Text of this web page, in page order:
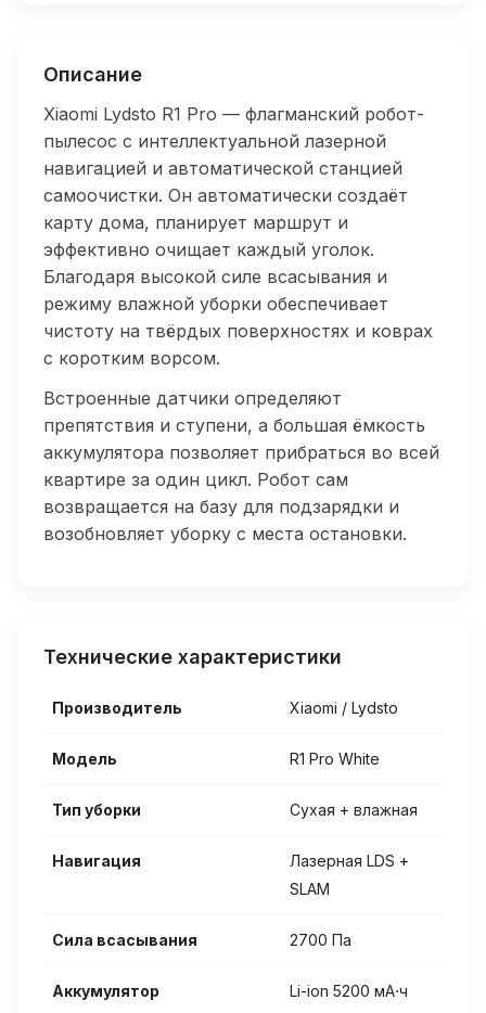
Описание
Xiaomi Lydsto R1 Pro — флагманский робот-
пылесос с интеллектуальной лазерной
навигацией и автоматической станцией
самоочистки. Он автоматически создаёт
карту дома, планирует маршрут и
эффективно очищает каждый уголок.
Благодаря высокой силе всасывания и
режиму влажной уборки обеспечивает
чистоту на твёрдых поверхностях и коврах
с коротким ворсом.
Встроенные датчики определяют
препятствия и ступени, а большая ёмкость
аккумулятора позволяет прибраться во всей
квартире за один цикл. Робот сам
возвращается на базу для подзарядки и
возобновляет уборку с места остановки.
Технические характеристики
Производитель Xiaomi / Lydsto
Модель R1 Pro White
Тип уборки Сухая + влажная
Навигация
Лазерная LDS +
SLAM
Сила всасывания 2700 Па
Аккумулятор Li-ion 5200 мА⋅ч